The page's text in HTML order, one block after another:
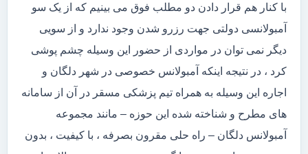
با کنار هم قرار دادن دو مطلب فوق می بینیم که از یک سو
آمبولانسی دولتی جهت رزرو شدن وجود ندارد و از سویی
دیگر نمی توان در مواردی از حضور این وسیله چشم پوشی
کرد ، در نتیجه اینکه آمبولانس خصوصی در شهر دلگان و
اجاره این وسیله به همراه تیم پزشکی مسقر در آن از سامانه
های مطرح و شناخته شده این حوزه – مانند مجموعه
آمبولانس دلگان – راه حلی مقرون بصرفه ، با کیفیت ، بدون